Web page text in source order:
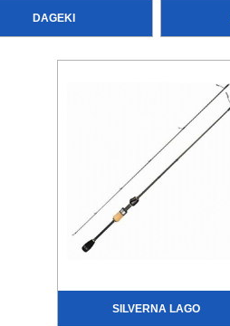
DAGEKI
SILVERNA LAGO